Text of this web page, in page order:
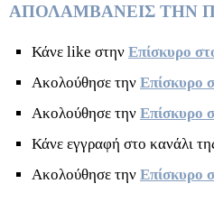
ΑΠΟΛΑΜΒΑΝΕΙΣ ΤΗΝ
Κάνε like στην Επίσκυρο
Ακολούθησε την Επίσκυρο
Ακολούθησε την Επίσκυρο
Κάνε εγγραφή στο κανάλι
Ακολούθησε την Επίσκυρο